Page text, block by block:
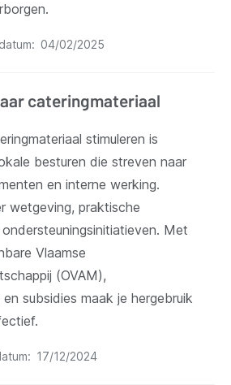
04/02/2025
cateringmateriaal
stimuleren is
besturen die streven naar
en interne werking.
wetgeving, praktische
Met
Vlaamse
(OVAM),
subsidies maak je hergebruik
17/12/2024